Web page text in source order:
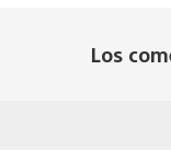
Los